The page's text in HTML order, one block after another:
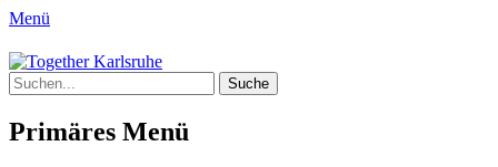
Menü
Together Karlsruhe
Integration von jungen Menschen mit
Fluchterfahrung und
Migrationshintergrund
Suche
nach:
Primäres Menü